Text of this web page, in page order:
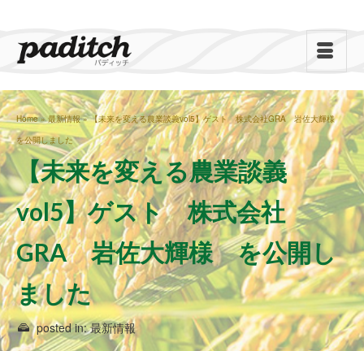
Home » 最新情報 » 【未来を変える農業談義vol5】ゲスト 株式会社GRA 岩佐大輝様
を公開しました
【未来を変える農業談義
vol5】ゲスト 株式会社
GRA 岩佐大輝様 を公開し
ました
posted in:最新情報